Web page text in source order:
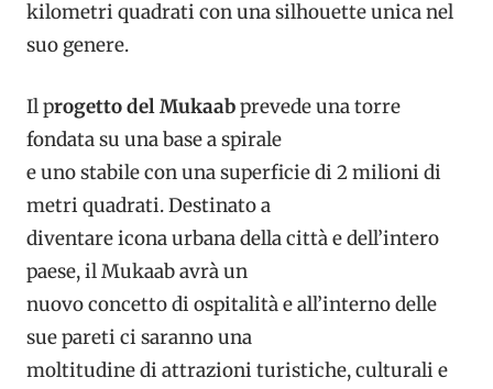
kilometri quadrati con una silhouette unica nel
suo genere.
Il progetto del Mukaabprevede una torre
fondata su una base a spirale
e uno stabile con una superficie di 2 milioni di
metri quadrati. Destinato a
diventare icona urbana della città e dell’intero
paese, il Mukaab avrà un
nuovo concetto di ospitalità e all’interno delle
sue pareti ci saranno una
moltitudine di attrazioni turistiche, culturali e